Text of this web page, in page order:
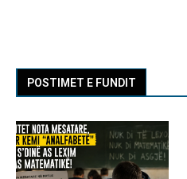
POSTIMET E FUNDIT